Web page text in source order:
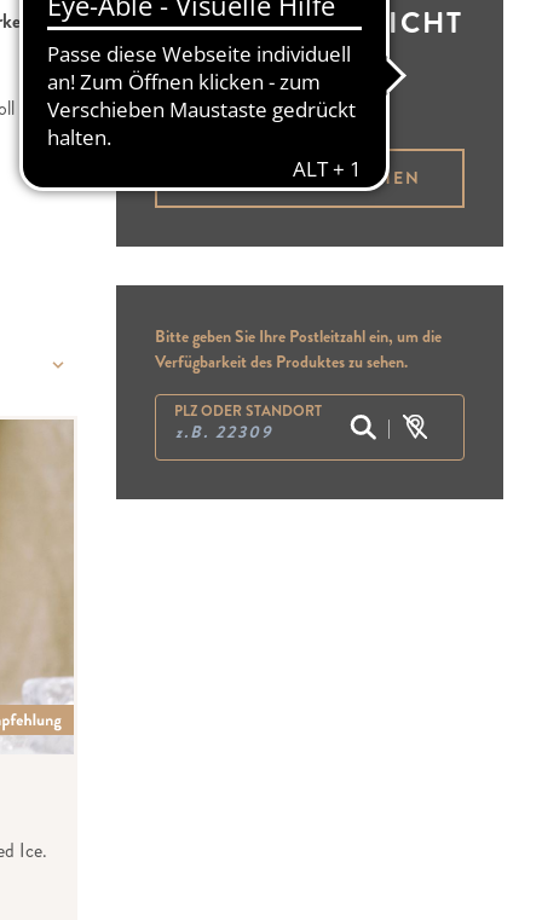
Ice.
BESTELLÜBERSICHT
Brotbüdel leer
BROTBÜDEL ANSEHEN
Bitte geben Sie Ihre Postleitzahl ein, um die
Verfügbarkeit des Produktes zu sehen.
PLZODER STANDORT
|